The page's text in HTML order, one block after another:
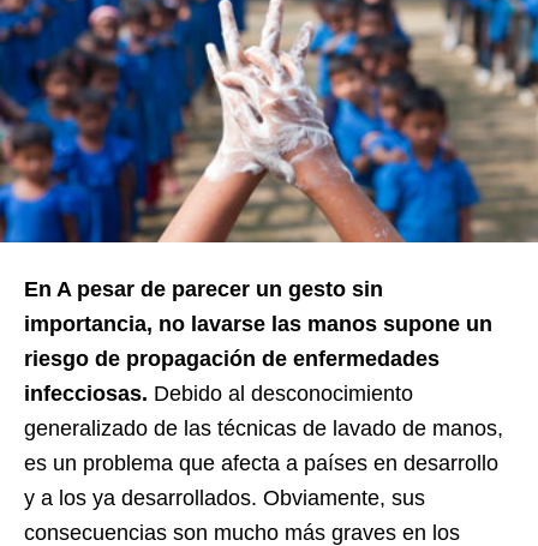
En A pesar de parecer un gesto sin
importancia, no lavarse las manos supone un
riesgo de propagación de enfermedades
infecciosas. Debido al desconocimiento
generalizado de las técnicas de lavado de manos,
es un problema que afecta a países en desarrollo
y a los ya desarrollados. Obviamente, sus
consecuencias son mucho más graves en los